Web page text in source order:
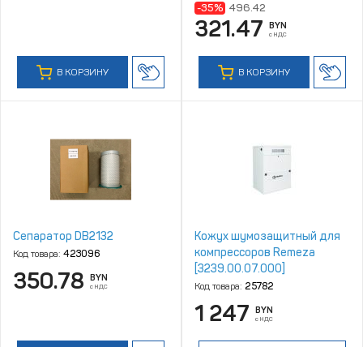
В КОРЗИНУ
-35% 496.42
321.47 BYN
с НДС
В КОРЗИНУ
Сепаратор DB2132
Код товара: 423096
350.78 BYN
с НДС
Кожух шумозащитный для
компрессоров Remeza
[3239.00.07.000]
Код товара: 25782
1 247 BYN
с НДС